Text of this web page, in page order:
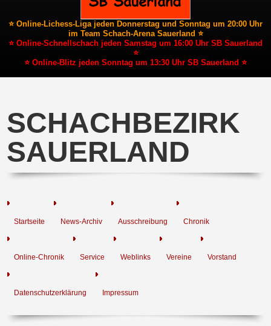
⭐ Online-Lichess-Liga jeden Donnerstag und Sonntag um 20:00 Uhr
im Team Schach-Arena Sauerland ⭐
⭐ Online-Schnellschach jeden Samstag um 16:00 Uhr SB Sauerland
⭐
⭐ Online-Blitz jeden Sonntag um 13:30 Uhr SB Sauerland ⭐
SCHACHBEZIRK
SAUERLAND
Startseite News-Archiv Ausschreibung Chronik
Online-Chronik Service Weblinks Vereine Vorstand
Datenschutzerklärung Impressum